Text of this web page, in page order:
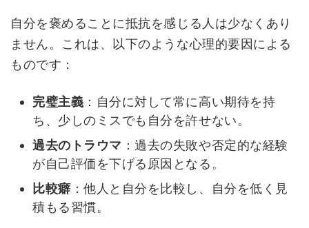
自分を褒めることに抵抗を感じる人は少なくあり
ません。これは、以下のような心理的要因による
ものです：
完璧主義 ：自分に対して常に高い期待を持
ち、少しのミスでも自分を許せない。
過去のトラウマ ：過去の失敗や否定的な経験
が自己評価を下げる原因となる。
比較癖 ：他人と自分を比較し、自分を低く見
積もる習慣。